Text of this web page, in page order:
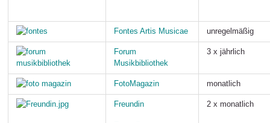
Fontes Artis Musicae unregelmäßig
Forum
Musikbibliothek
3 x jährlich
FotoMagazin monatlich
Freundin 2 x monatlich